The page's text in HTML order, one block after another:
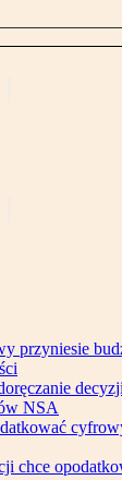
przyniesie
NSA
chce